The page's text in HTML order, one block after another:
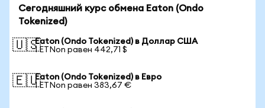
Сегодняшний курс обмена Eaton (Ondo
Tokenized)
🇺🇸Eaton (Ondo Tokenized) в Доллар США
1 ETNon равен 442,71 $
🇪🇺Eaton (Ondo Tokenized) в Евро
1 ETNon равен 383,67 €